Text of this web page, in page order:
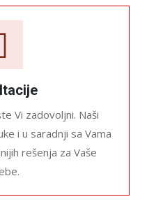
Vi zadovoljni. Naši
i u saradnji sa Vama
rešenja za Vaše